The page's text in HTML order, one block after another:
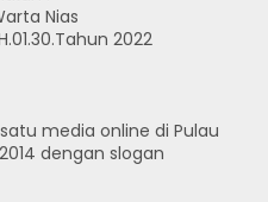
Nias
2022
media online di Pulau
dengan slogan